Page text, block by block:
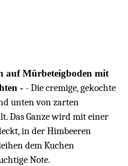
auf Mürbeteigboden mit
- Die cremige, gekochte
unten von zarten
Das Ganze wird mit einer
in der Himbeeren
dem Kuchen
Note.